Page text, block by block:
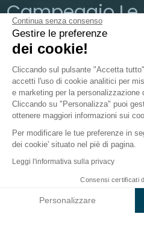
Continua senza consenso
Gestire le preferenze
dei cookie!
Cliccando sul pulsante "Accetta
accetti l'uso di cookie analitici per
e marketing per la personalizzazione
Cliccando su "Personalizza" puoi
ottenere maggiori informazioni sui
Per modificare le tue preferenze in
dei cookie' situato nel piè di pagina.
Leggi l'informativa sulla privacy
Consensi certificati
Personalizzare
Campeggio Le
Occitania, Lot
Aperto da8 maggio 2026
Il campeggio Alloggi
Indietro
Alloggio
di Campeggio